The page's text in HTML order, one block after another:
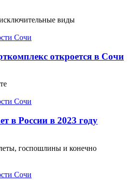
виды
откроется в Сочи
в России в 2023 году
госпошлины и конечно